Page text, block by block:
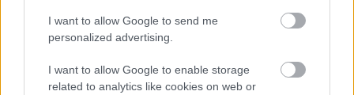
I want to allow Google to send me
personalized advertising.
I want to allow Google to enable storage
related to analytics like cookies on web or
viselheti. Vannak, akik simán bevállalják a szinte
teljesen átlátszó kreációkat - mint például
Dakota
Johnson
- és vannak, akik Keira-hoz hasonlóan csak
épphogy láttatni engednek egy-két sejtelmes
részletet.A lényeg, a ruha üzenete: azt viselsz, amit